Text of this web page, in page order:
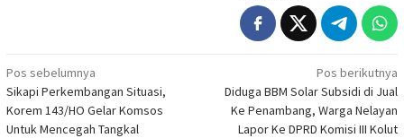
Navigasi
pos
Pos sebelumnya
Sikapi Perkembangan Situasi,
Korem 143/HO Gelar Komsos
Untuk Mencegah Tangkal
Pos berikutnya
Diduga BBM Solar Subsidi di Jual
Ke Penambang, Warga Nelayan
Lapor Ke DPRD Komisi III Kolut